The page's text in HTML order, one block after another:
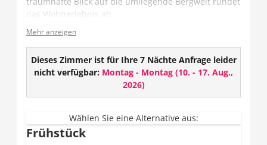
das Wohnerlebnis ab.
Das Zimmer verfügt entweder über ein offenes oder
geschlossenes Badezimmer und teilweise über ein
getrenntes WC.
TV
Wlan
Safe
Offenes oder geschlossenes Badezimmer mit
Mehr anzeigen
Dieses Zimmer ist für Ihre 7 Nächte Anfrage leider
nicht verfügbar: Montag - Montag (10. - 17. Aug.,
2026)
Wählen Sie eine Alternative aus:
Frühstück